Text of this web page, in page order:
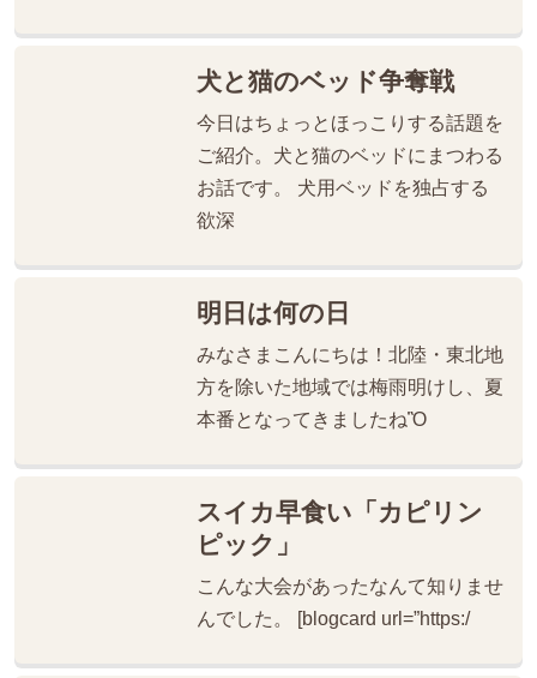
犬と猫のベッド争奪戦
今日はちょっとほっこりする話題を
ご紹介。犬と猫のベッドにまつわる
お話です。 犬用ベッドを独占する
欲深
明日は何の日
みなさまこんにちは！北陸・東北地
方を除いた地域では梅雨明けし、夏
本番となってきましたねὊ
スイカ早食い「カピリン
ピック」
こんな大会があったなんて知りませ
んでした。 [blogcard url=”https:/